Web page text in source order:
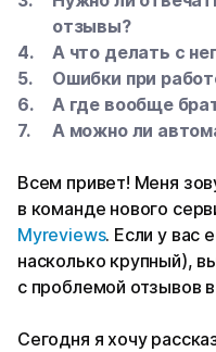
отзывы?
А что делать с
Ошибки при
А где вообще
А можно ли
Всем привет! Меня
в команде нового
Myreviews. Если у вас
насколько крупный),
с проблемой отзывов
Сегодня я хочу